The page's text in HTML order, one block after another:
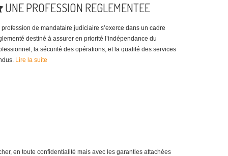
UNE PROFESSION REGLEMENTEE
profession de mandataire judiciaire s’exerce dans un cadre
destiné à assurer en priorité l’indépendance du
la sécurité des opérations, et la qualité des services
Lire la suite
en toute confidentialité mais avec les garanties attachées